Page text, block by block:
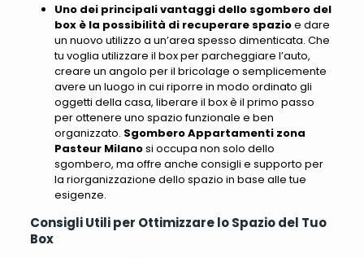
Uno dei principali vantaggi dello sgombero del
box è la possibilità di recuperare spazioe dare
un nuovo utilizzo a un’area spesso dimenticata. Che
tu voglia utilizzare il box per parcheggiare l’auto,
creare un angolo per il bricolage o semplicemente
avere un luogo in cui riporre in modo ordinato gli
oggetti della casa, liberare il box è il primo passo
per ottenere uno spazio funzionale e ben
organizzato. Sgombero Appartamenti zona
Pasteur Milanosi occupa non solo dello
sgombero, ma offre anche consigli e supporto per
la riorganizzazione dello spazio in base alle tue
esigenze.
Consigli Utili per Ottimizzare lo Spazio del Tuo
Box